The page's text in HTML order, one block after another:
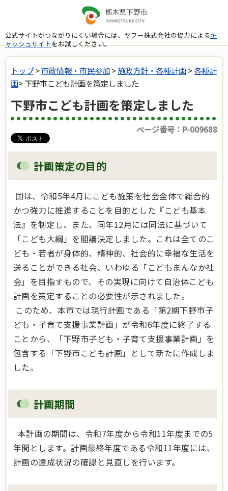
公式サイトがつながりにくい場合には、ヤフー株式会社の協力によるキ
ャッシュサイトをお試しください。
トップ>市政情報・市民参加>施政方針・各種計画>各種計
画> 下野市こども計画を策定しました
下野市こども計画を策定しました
ページ番号：P-009688
計画策定の目的
国は、令和5年4月にこども施策を社会全体で総合的
かつ強力に推進することを目的とした『こども基本
法』を制定し、また、同年12月には同法に基づいて
「こども大綱」を閣議決定しました。これは全てのこ
ども・若者が身体的、精神的、社会的に幸福な生活を
送ることができる社会、いわゆる「こどもまんなか社
会」を目指すもので、その実現に向けて自治体こども
計画を策定することの必要性が示されました。
このため、本市では現行計画である「第2期下野市子
ども・子育て支援事業計画」が令和6年度に終了する
ことから、「下野市子ども・子育て支援事業計画」を
包含する「下野市こども計画」として新たに作成しま
した。
計画期間
本計画の期間は、令和7年度から令和11年度までの5
年間とします。計画最終年度である令和11年度には、
計画の達成状況の確認と見直しを行います。